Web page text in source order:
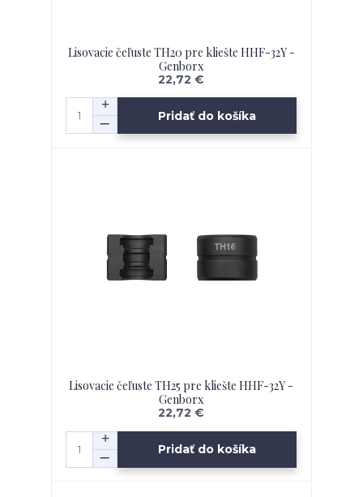
Lisovacie čeľuste TH20 pre kliešte HHF-32Y -
Genborx
22,72 €
Pridať do košíka
Lisovacie čeľuste TH25 pre kliešte HHF-32Y -
Genborx
22,72 €
Pridať do košíka